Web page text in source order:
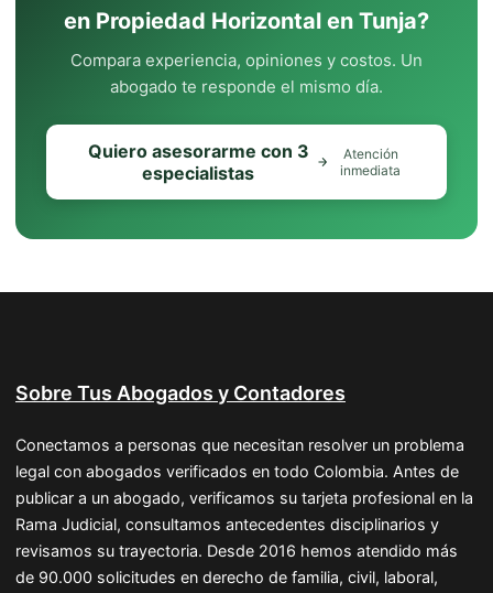
en Propiedad Horizontal en Tunja?
Compara experiencia, opiniones y costos. Un
abogado te responde el mismo día.
Quiero asesorarme con 3
especialistas
Atención
inmediata
Sobre Tus Abogados y Contadores
Conectamos a personas que necesitan resolver un problema
legal con abogados verificados en todo Colombia. Antes de
publicar a un abogado, verificamos su tarjeta profesional en la
Rama Judicial, consultamos antecedentes disciplinarios y
revisamos su trayectoria. Desde 2016 hemos atendido más
de 90.000 solicitudes en derecho de familia, civil, laboral,